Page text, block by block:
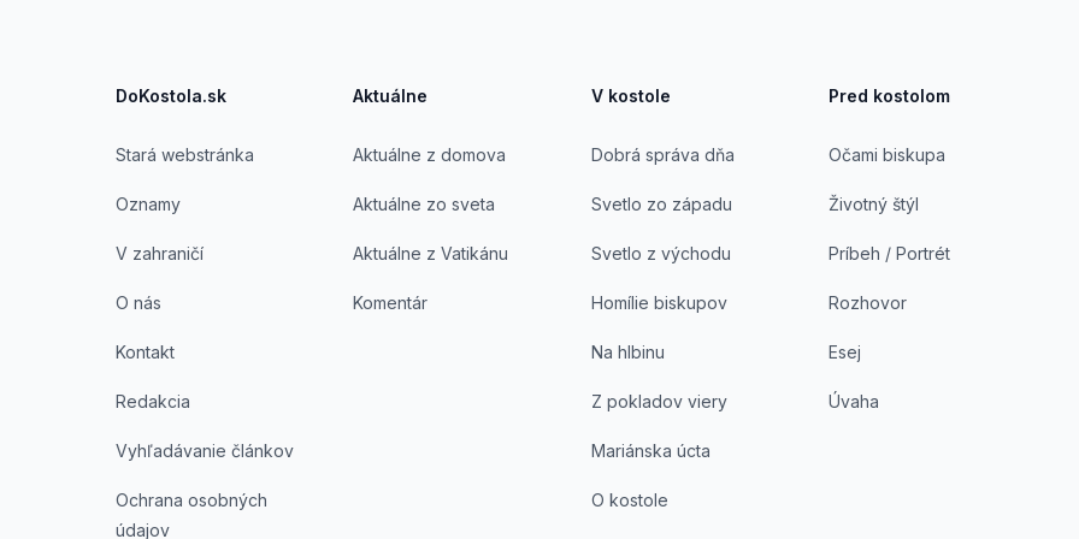
DoKostola.sk
Stará webstránka
Oznamy
V zahraničí
O nás
Kontakt
Redakcia
Vyhľadávanie článkov
Ochrana osobných
údajov
Aktuálne
Aktuálne z domova
Aktuálne zo sveta
Aktuálne z Vatikánu
Komentár
V kostole
Dobrá správa dňa
Svetlo zo západu
Svetlo z východu
Homílie biskupov
Na hlbinu
Z pokladov viery
Mariánska úcta
O kostole
Pred kostolom
Očami biskupa
Životný štýl
Príbeh / Portrét
Rozhovor
Esej
Úvaha